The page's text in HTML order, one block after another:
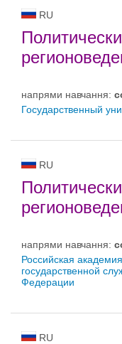
RU
напрями навчання:
Государственный
RU
напрями навчання:
Российская
государственной
Федерации
RU